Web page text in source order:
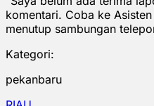
komentari. Coba ke
menutup sambungan
Kategori:
pekanbaru